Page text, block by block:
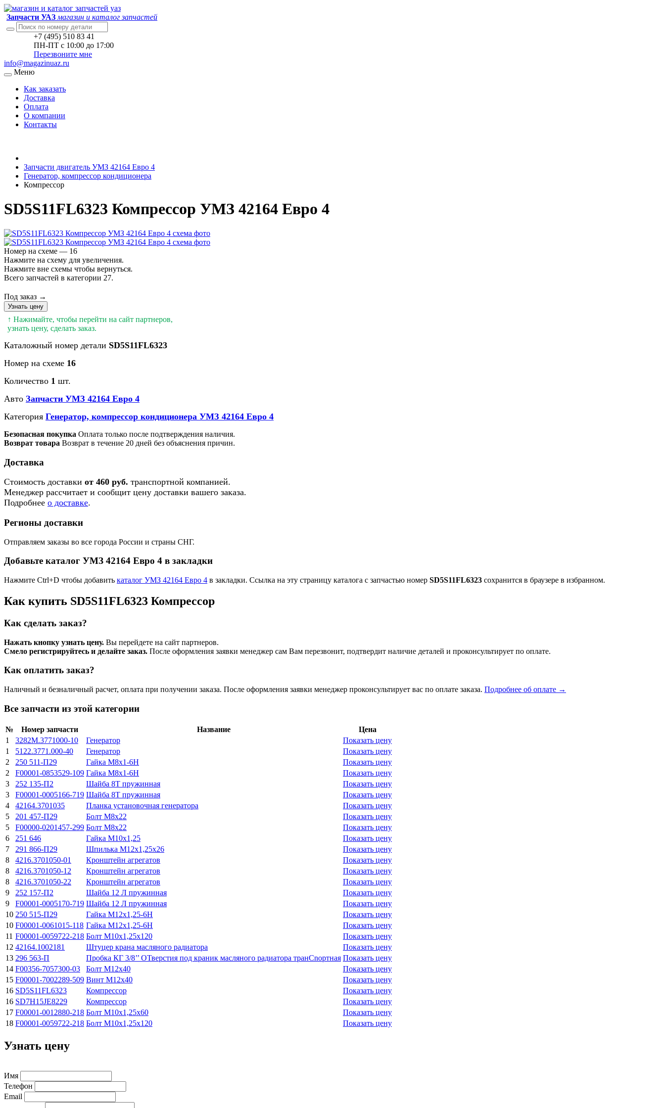
Запчасти УАЗ магазин и каталог запчастей
+7 (495) 510 83 41
ПН-ПТ с 10:00 до 17:00
Перезвоните мне
info@magazinuaz.ru
Меню
Как заказать
Доставка
Оплата
О компании
Контакты
Запчасти двигатель УМЗ 42164 Евро 4
Генератор, компрессор кондиционера
Компрессор
SD5S11FL6323 Компрессор УМЗ 42164 Евро 4
Номер на схеме — 16
Нажмите на схему для увеличения.
Нажмите вне схемы чтобы вернуться.
Всего запчастей в категории 27.
Под заказ →
Узнать цену
↑ Нажимайте, чтобы перейти на сайт партнеров,
узнать цену, сделать заказ.
Каталожный номер детали SD5S11FL6323
Номер на схеме 16
Количество 1 шт.
Авто Запчасти УМЗ 42164 Евро 4
Категория Генератор, компрессор кондиционера УМЗ 42164 Евро 4
Безопасная покупка Оплата только после подтверждения наличия.
Возврат товара Возврат в течение 20 дней без объяснения причин.
Доставка
Стоимость доставки от 460 руб. транспортной компанией.
Менеджер рассчитает и сообщит цену доставки вашего заказа.
Подробнее о доставке.
Регионы доставки
Отправляем заказы во все города России и страны СНГ.
Добавьте каталог УМЗ 42164 Евро 4 в закладки
Нажмите Ctrl+D чтобы добавить каталог УМЗ 42164 Евро 4 в закладки. Ссылка на эту страницу каталога с запчастью номер SD5S11FL6323 сохранится в браузере в избранном.
Как купить SD5S11FL6323 Компрессор
Как сделать заказ?
Нажать кнопку узнать цену. Вы перейдете на сайт партнеров.
Смело регистрируйтесь и делайте заказ. После оформления заявки менеджер сам Вам перезвонит, подтвердит наличие деталей и проконсультирует по оплате.
Как оплатить заказ?
Наличный и безналичный расчет, оплата при получении заказа. После оформления заявки менеджер проконсультирует вас по оплате заказа. Подробнее об оплате →
Все запчасти из этой категории
№ Номер запчасти Название
Цена
1
3282М.3771000-10 Генератор
Показать цену
1
5122.3771.000-40 Генератор
Показать цену
2
250 511-П29 Гайка М8х1-6H
Показать цену
2
F00001-0853529-109 Гайка М8х1-6H
Показать цену
3
252 135-П2 Шайба 8Т пружинная
Показать цену
3
F00001-0005166-719 Шайба 8Т пружинная
Показать цену
4
42164.3701035 Планка установочная генератора
Показать цену
5
201 457-П29 Болт М8х22
Показать цену
5
F00000-0201457-299 Болт М8х22
Показать цену
6
251 646 Гайка М10х1,25
Показать цену
7
291 866-П29 Шпилька М12х1,25х26
Показать цену
8
4216.3701050-01 Кронштейн агрегатов
Показать цену
8
4216.3701050-12 Кронштейн агрегатов
Показать цену
8
4216.3701050-22 Кронштейн агрегатов
Показать цену
9
252 157-П2 Шайба 12 Л пружинная
Показать цену
9
F00001-0005170-719 Шайба 12 Л пружинная
Показать цену
10 250 515-П29 Гайка М12х1,25-6H
Показать цену
10 F00001-0061015-118 Гайка М12х1,25-6H
Показать цену
11 F00001-0059722-218 Болт М10х1,25х120
Показать цену
12 42164.1002181 Штуцер крана масляного радиатора
Показать цену
13 296 563-П Пробка КГ 3/8’’ ОТверстия под краник масляного радиатора транCnортная Показать цену
14 F00356-7057300-03 Болт М12х40
Показать цену
15 F00001-7002289-509 Винт М12x40
Показать цену
16 SD5S11FL6323 Компрессор
Показать цену
16 SD7H15JE8229 Компрессор
Показать цену
17 F00001-0012880-218 Болт М10х1,25х60
Показать цену
18 F00001-0059722-218 Болт М10х1,25х120 Показать цену
Узнать цену
Имя
Телефон
Email